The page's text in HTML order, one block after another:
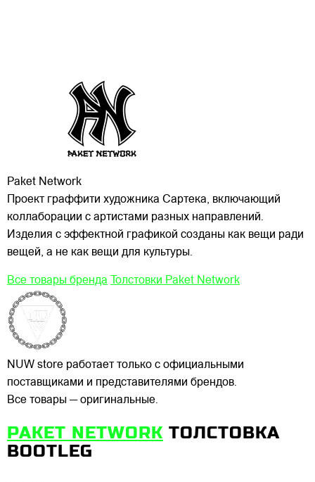
Paket Network
Проект граффити художника Сартека, включающий
коллаборации с артистами разных направлений.
Изделия с эффектной графикой созданы как вещи ради
вещей, а не как вещи для культуры.
Все товары бренда Толстовки Paket Network
NUW store работает только с официальными
поставщиками и представителями брендов.
Все товары — оригинальные.
PAKET NETWORK ТОЛСТОВКА
BOOTLEG